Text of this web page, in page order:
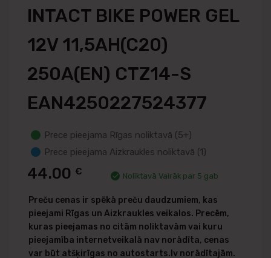
INTACT BIKE POWER GEL
12V 11,5AH(C20)
250A(EN) CTZ14-S
EAN4250227524377
Prece pieejama Rīgas noliktavā (5+)
Prece pieejama Aizkraukles noliktavā (1)
44.00 € Noliktavā Vairāk par 5 gab
Preču cenas ir spēkā preču daudzumiem, kas
pieejami Rīgas un Aizkraukles veikalos. Precēm,
kuras pieejamas no citām noliktavām vai kuru
pieejamība internetveikalā nav norādīta, cenas
var būt atšķirīgas no autostarts.lv norādītajām.